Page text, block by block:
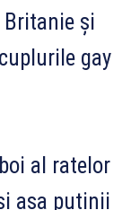
și
gay
al ratelor
așa puținii